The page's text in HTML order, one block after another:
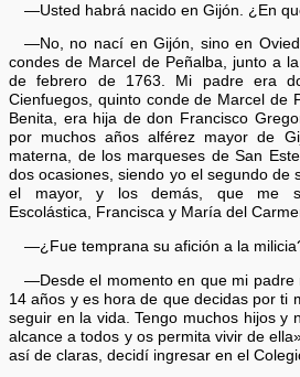
—Usted habrá nacido en Gijón. ¿En
—No, no nací en Gijón, sino en
condes de Marcel de Peñalba, junto a
de febrero de 1763. Mi padre era
Cienfuegos, quinto conde de Marcel de
Benita, era hija de don Francisco
por muchos años alférez mayor de
materna, de los marqueses de San
dos ocasiones, siendo yo el segundo de
el mayor, y los demás, que me
Escolástica, Francisca y María del
—¿Fue temprana su afición a la
—Desde el momento en que mi padre
14 años y es hora de que decidas por ti
seguir en la vida. Tengo muchos hijos y
alcance a todos y os permita vivir de
así de claras, decidí ingresar en el